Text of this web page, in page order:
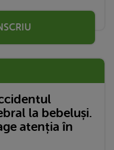
la bebeluși.
atenția în